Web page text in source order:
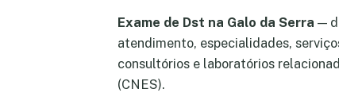
Exame de Dst na Galo da Serra —
atendimento, especialidades,
consultórios e laboratórios
(CNES).